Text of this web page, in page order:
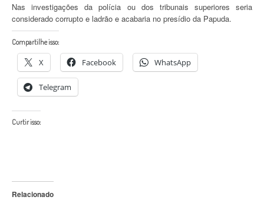
Nas investigações da polícia ou dos tribunais superiores seria
considerado corrupto e ladrão e acabaria no presídio da Papuda.
Compartilhe isso:
X Facebook WhatsApp
Telegram
Curtir isso:
Relacionado